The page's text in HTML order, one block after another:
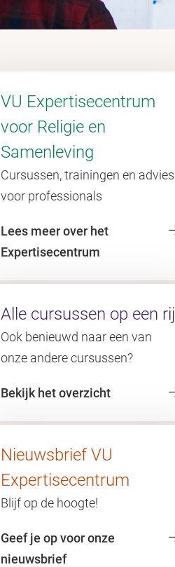
VU Expertisecentrum
voor Religie en
Samenleving
Cursussen, trainingen en advies
voor professionals
Lees meer over het
Expertisecentrum
Alle cursussen op een rij
Ook benieuwd naar een van
onze andere cursussen?
Bekijk het overzicht
Nieuwsbrief VU
Expertisecentrum
Blijf op de hoogte!
Geef je op voor onze
nieuwsbrief